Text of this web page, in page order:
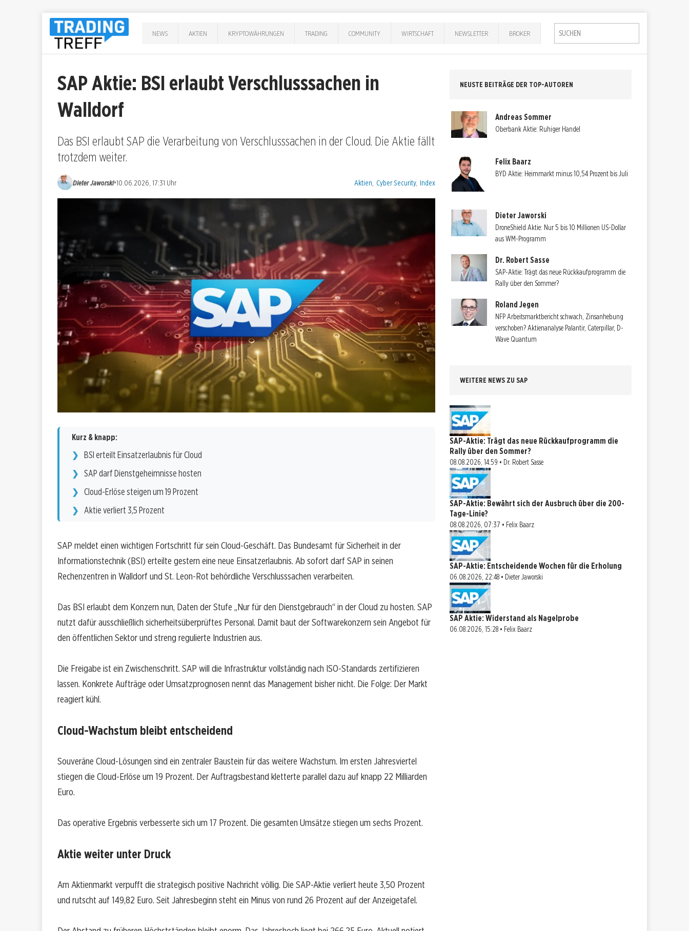
NEWS AKTIEN KRYPTOWÄHRUNGEN TRADING COMMUNITY WIRTSCHAFT NEWSLETTER BROKER
SAP Aktie: BSI erlaubt Verschlusssachen in
Walldorf
Das BSI erlaubt SAP die Verarbeitung von Verschlusssachen in der Cloud. Die Aktie fällt
trotzdem weiter.
Dieter Jaworski•10.06.2026, 17:31 Uhr Kategorien:
Aktien Cyber Security, Index
Kurz & knapp:
BSI erteilt Einsatzerlaubnis für Cloud
SAP darf Dienstgeheimnisse hosten
Cloud-Erlöse steigen um 19 Prozent
Aktie verliert 3,5 Prozent
SAP meldet einen wichtigen Fortschritt für sein Cloud-Geschäft. Das Bundesamt für Sicherheit in der
Informationstechnik (BSI) erteilte gestern eine neue Einsatzerlaubnis. Ab sofort darf SAP in seinen
Rechenzentren in Walldorf und St. Leon-Rot behördliche Verschlusssachen verarbeiten.
Das BSI erlaubt dem Konzern nun, Daten der Stufe „Nur für den Dienstgebrauch“ in der Cloud zu hosten. SAP
nutzt dafür ausschließlich sicherheitsüberprüftes Personal. Damit baut der Softwarekonzern sein Angebot für
den öffentlichen Sektor und streng regulierte Industrien aus.
Die Freigabe ist ein Zwischenschritt. SAP will die Infrastruktur vollständig nach ISO-Standards zertifizieren
lassen. Konkrete Aufträge oder Umsatzprognosen nennt das Management bisher nicht. Die Folge: Der Markt
reagiert kühl.
Cloud-Wachstum bleibt entscheidend
Souveräne Cloud-Lösungen sind ein zentraler Baustein für das weitere Wachstum. Im ersten Jahresviertel
stiegen die Cloud-Erlöse um 19 Prozent. Der Auftragsbestand kletterte parallel dazu auf knapp 22 Milliarden
Euro.
Das operative Ergebnis verbesserte sich um 17 Prozent. Die gesamten Umsätze stiegen um sechs Prozent.
Aktie weiter unter Druck
Am Aktienmarkt verpufft die strategisch positive Nachricht völlig. Die SAP-Aktie verliert heute 3,50 Prozent
und rutscht auf 149,82 Euro. Seit Jahresbeginn steht ein Minus von rund 26 Prozent auf der Anzeigetafel.
NEUSTE BEITRÄGE DER TOP-AUTOREN
Andreas Sommer
Oberbank Aktie: Ruhiger Handel
Felix Baarz
BYD Aktie: Heimmarkt minus 10,54 Prozent bis Juli
Dieter Jaworski
DroneShield Aktie: Nur 5 bis 10 Millionen US-Dollar
aus WM-Programm
Dr. Robert Sasse
SAP-Aktie: Trägt das neue Rückkaufprogramm die
Rally über den Sommer?
Roland Jegen
NFP Arbeitsmarktbericht schwach, Zinsanhebung
verschoben? Aktienanalyse Palantir, Caterpillar, D-
Wave Quantum
WEITERE NEWS ZU SAP
SAP-Aktie: Trägt das neue Rückkaufprogramm die
Rally über den Sommer?
08.08.2026, 14:59 • Dr. Robert Sasse
SAP-Aktie: Bewährt sich der Ausbruch über die 200-
Tage-Linie?
08.08.2026, 07:37 • Felix Baarz
SAP-Aktie: Entscheidende Wochen für die Erholung
06.08.2026, 22:48 • Dieter Jaworski
SAP Aktie: Widerstand als Nagelprobe
06.08.2026, 15:28 • Felix Baarz